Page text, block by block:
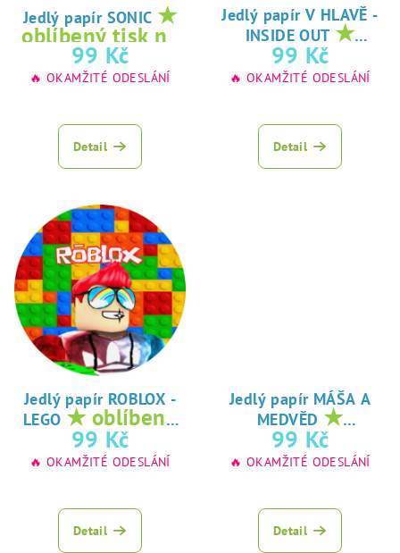
Jedlý papír SONIC ★
oblíbený tisk na
jedlý papír
99 Kč
🔥 OKAMŽITÉ ODESLÁNÍ
Detail
Jedlý papír V HLAVĚ -
INSIDE OUT ★
oblíbený tisk na
jedlý papír
99 Kč
🔥 OKAMŽITÉ ODESLÁNÍ
Detail
Jedlý papír ROBLOX -
LEGO ★ oblíbený
tisk na jedlý
papír
99 Kč
🔥 OKAMŽITÉ ODESLÁNÍ
Detail
Jedlý papír MÁŠA A
MEDVĚD ★
oblíbený tisk na
jedlý papír
99 Kč
🔥 OKAMŽITÉ ODESLÁNÍ
Detail